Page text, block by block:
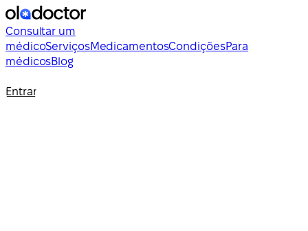
Consultar um
médicoServiçosMedicamentosCondiçõesPara
médicosBlog
Entrar